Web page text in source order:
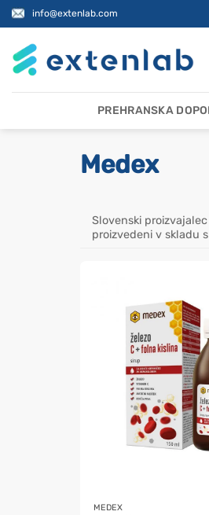
Skoči
na
vsebino
info@extenlab.com
PREHRANSKA
Medex
Slovenski
proizvedeni v skladu
MEDEX